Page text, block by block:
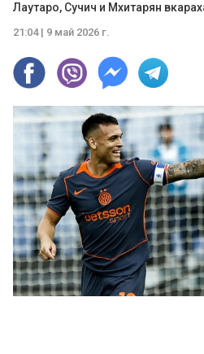
Лаутаро, Сучич и Мхитарян
21:04 | 9 май 2026 г.